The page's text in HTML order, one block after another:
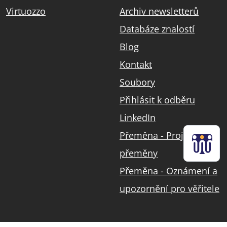
Virtuozzo
Archiv newsletterů
Databáze znalostí
Blog
Kontakt
Soubory
Přihlásit k odběru
LinkedIn
Přeměna - Projekt
přeměny
Přeměna - Oznámení a
upozornění pro věřitele